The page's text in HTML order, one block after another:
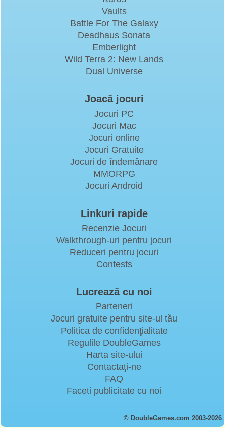
Vaults
Battle For The Galaxy
Deadhaus Sonata
Emberlight
Wild Terra 2: New Lands
Dual Universe
Joacă jocuri
Jocuri PC
Jocuri Mac
Jocuri online
Jocuri Gratuite
Jocuri de îndemânare
MMORPG
Jocuri Android
Linkuri rapide
Recenzie Jocuri
Walkthrough-uri pentru jocuri
Reduceri pentru jocuri
Contests
Lucrează cu noi
Parteneri
Jocuri gratuite pentru site-ul tău
Politica de confidenţialitate
Regulile DoubleGames
Harta site-ului
Contactaţi-ne
FAQ
Faceti publicitate cu noi
© DoubleGames.com 2003-2026